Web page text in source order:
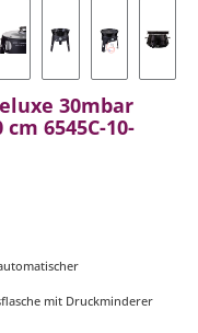
30mbar
6545C-10-
mit Druckminderer